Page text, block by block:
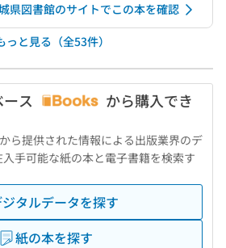
県図書館のサイトでこの本を確認
っと見る（全53件）
ス
から購入でき
ら提供された情報による出版業界のデ
手可能な紙の本と電子書籍を検索す
タルデータを探す
紙の本を探す